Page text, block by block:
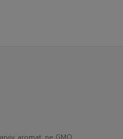
aromat, ne GMO